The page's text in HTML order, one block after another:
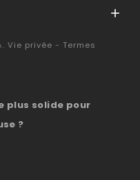

Vie privée - Termes
plus solide pour
?